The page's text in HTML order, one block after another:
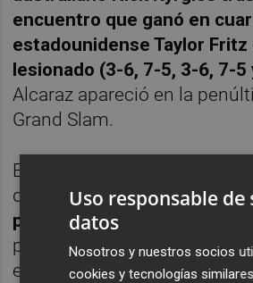
encuentro que ganó en
estadounidense Taylor
lesionado (3-6, 7-5, 3-6, 7-5
Alcaraz apareció en la
Grand Slam.
Eran los coletazos finales al
del
vencedor de 22 títulos
principales-siguió hasta
pasar de octavos de final en
enseguida se produjo el
Uso responsable de
datos
Nosotros y nuestros socios
cookies y tecnologías